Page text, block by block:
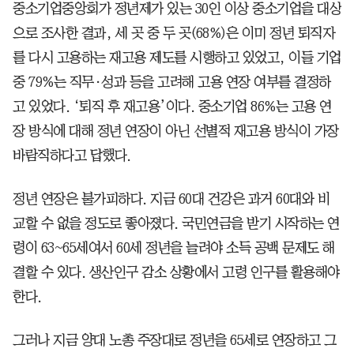
중소기업중앙회가 정년제가 있는 30인 이상 중소기업을 대상
으로 조사한 결과, 세 곳 중 두 곳(68%)은 이미 정년 퇴직자
를 다시 고용하는 재고용 제도를 시행하고 있었고, 이들 기업
중 79%는 직무·성과 등을 고려해 고용 연장 여부를 결정하
고 있었다. ‘퇴직 후 재고용’이다. 중소기업 86%는 고용 연
장 방식에 대해 정년 연장이 아닌 선별적 재고용 방식이 가장
바람직하다고 답했다.
정년 연장은 불가피하다. 지금 60대 건강은 과거 60대와 비
교할 수 없을 정도로 좋아졌다. 국민연금을 받기 시작하는 연
령이 63~65세여서 60세 정년을 늘려야 소득 공백 문제도 해
결할 수 있다. 생산인구 감소 상황에서 고령 인구를 활용해야
한다.
그러나 지금 양대 노총 주장대로 정년을 65세로 연장하고 그